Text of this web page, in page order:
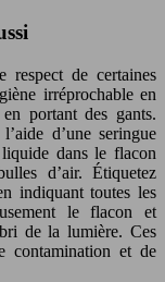
respect de certaines
irréprochable en
portant des gants.
d’une seringue
dans le flacon
d’air. Étiquetez
indiquant toutes les
le flacon et
de la lumière. Ces
contamination et de